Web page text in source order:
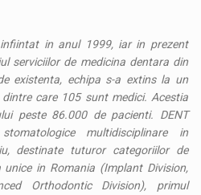
in anul 1999, iar in prezent
serviciilor de medicina dentara din
existenta, echipa s-a extins la un
care 105 sunt medici. Acestia
peste 86.000 de pacienti. DENT
multidisciplinare in
destinate tuturor categoriilor de
in Romania (Implant Division,
Orthodontic Division), primul